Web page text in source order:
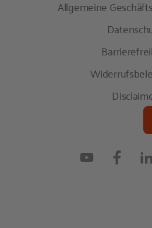
Allgemeine